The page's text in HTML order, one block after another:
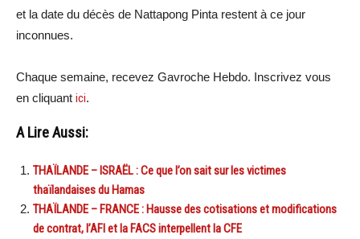
et la date du décès de Nattapong Pinta restent à ce jour
inconnues.
Chaque semaine, recevez Gavroche Hebdo. Inscrivez vous
en cliquant ici.
A Lire Aussi:
THAÏLANDE – ISRAËL : Ce que l’on sait sur les victimes
thaïlandaises du Hamas
THAÏLANDE – FRANCE : Hausse des cotisations et modifications
de contrat, l’AFI et la FACS interpellent la CFE